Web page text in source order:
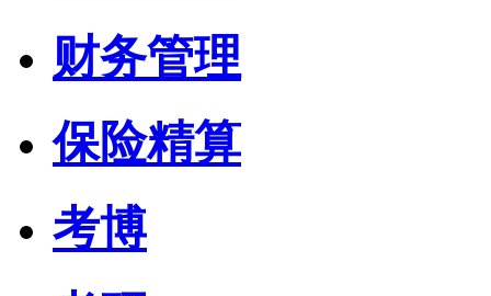
财务管理
保险精算
考博